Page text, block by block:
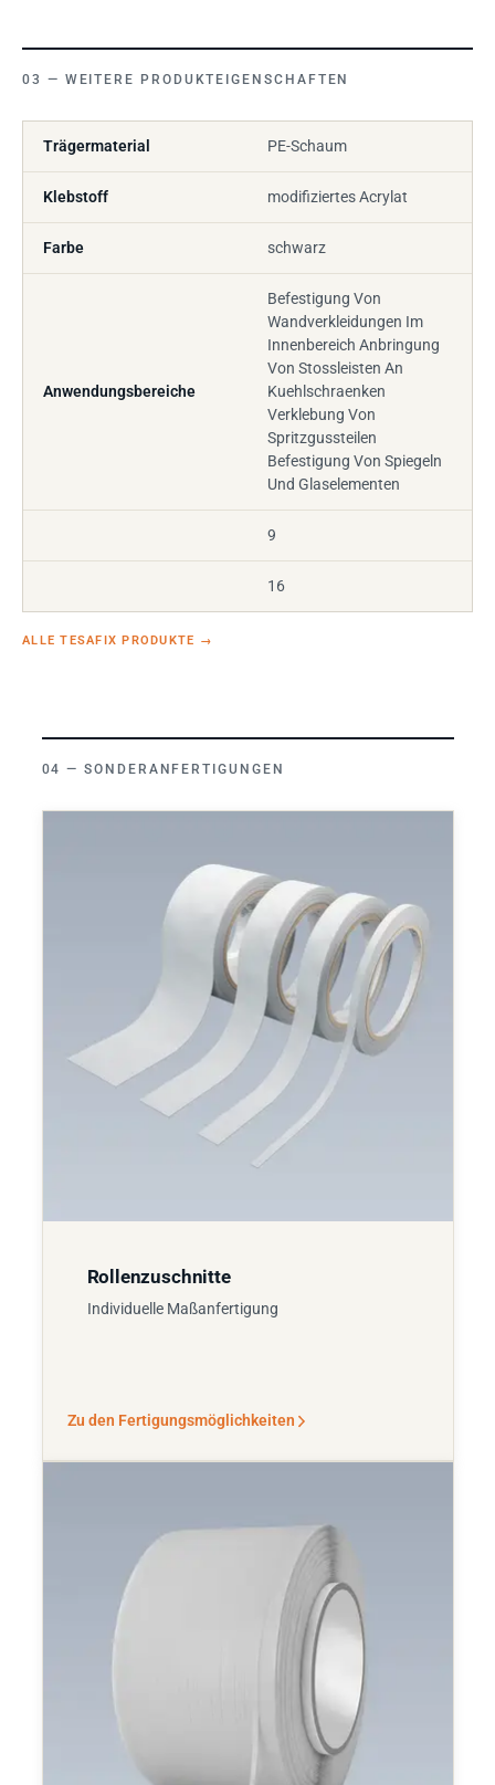
WEITERE PRODUKTEIGENSCHAFTEN
Trägermaterial PE-Schaum
Klebstoff modifiziertes Acrylat
Farbe schwarz
Anwendungsbereiche
Befestigung Von
Wandverkleidungen Im
Innenbereich Anbringung
Von Stossleisten An
Kuehlschraenken
Verklebung Von
Spritzgussteilen
Befestigung Von Spiegeln
Und Glaselementen
9
16
ALLE TESAFIX PRODUKTE →
SONDERANFERTIGUNGEN
Rollenzuschnitte
Individuelle Maßanfertigung
Zu den Fertigungsmöglichkeiten